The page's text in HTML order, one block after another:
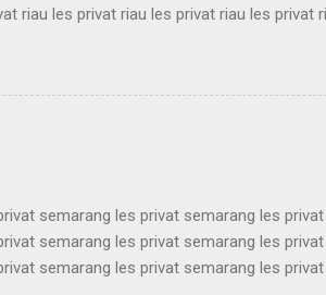
riau les privat riau les privat riau les privat
les privat riau les privat riau les privat riau
riau les privat riau les privat riau les privat
riau les privat riau les privat riau les
semarang les privat semarang les
semarang les privat semarang les
semarang les privat semarang les privat